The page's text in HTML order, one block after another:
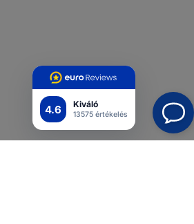
4.6 Kiváló
13575 értékelés